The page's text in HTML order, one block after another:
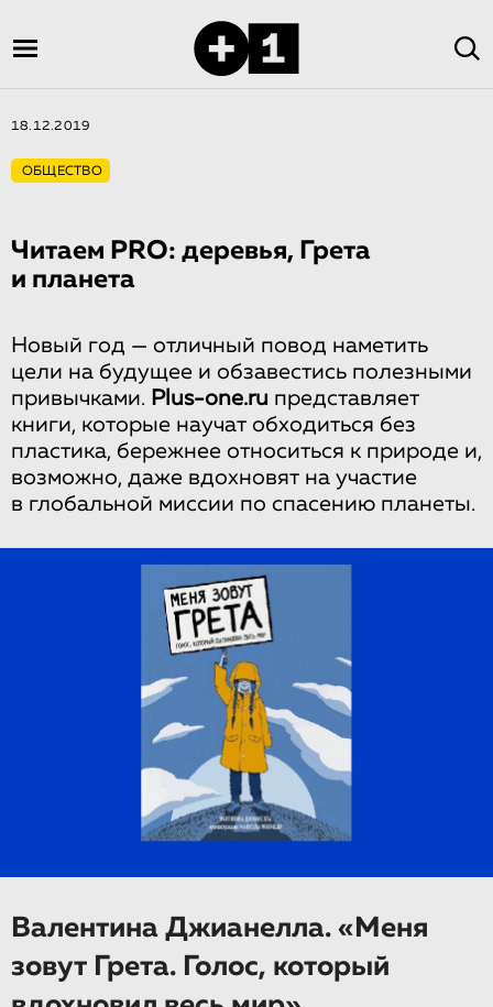
18.12.2019
ОБЩЕСТВО
Читаем PRO: деревья, Грета
и планета
Новый год — отличный повод наметить
цели на будущее и обзавестись полезными
привычками. Plus-one.ru представляет
книги, которые научат обходиться без
пластика, бережнее относиться к природе и,
возможно, даже вдохновят на участие
в глобальной миссии по спасению планеты.
Валентина Джианелла. «Меня
зовут Грета. Голос, который